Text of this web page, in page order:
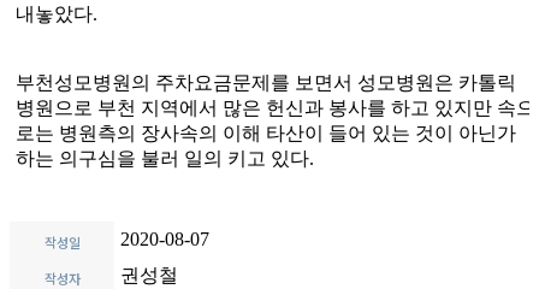
내놓았다.
부천성모병원의 주차요금문제를 보면서 성모병원은 카톨릭
병원으로 부천 지역에서 많은 헌신과 봉사를 하고 있지만 속으
로는 병원측의 장사속의 이해 타산이 들어 있는 것이 아닌가
하는 의구심을 불러 일의 키고 있다.
작성일 2020-08-07
작성자 권성철